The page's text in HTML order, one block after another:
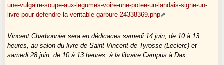
une-vulgaire-soupe-aux-legumes-voire-une-potee-un-landais-signe-un-
livre-pour-defendre-la-veritable-garbure-24338369.php
Vincent Charbonnier sera en dédicaces samedi 14 juin, de 10 à 13
heures, au salon du livre de Saint-Vincent-de-Tyrosse (Leclerc) et
samedi 28 juin, de 10 à 13 heures, à la libraire Campus à Dax.